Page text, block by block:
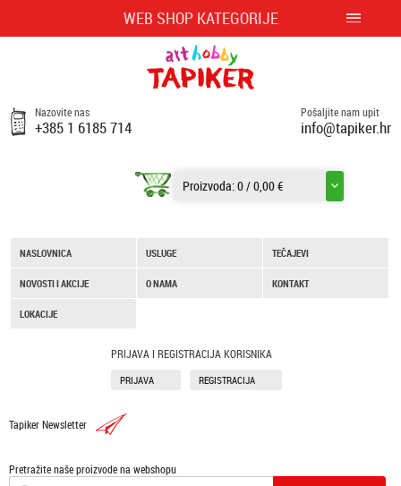
WEB SHOP KATEGORIJE
Nazovite nas
+385 1 6185 714
Pošaljite nam upit
info@tapiker.hr
Proizvoda:0/0,00 €
NASLOVNICA USLUGE TEČAJEVI
NOVOSTI I AKCIJE O NAMA KONTAKT
LOKACIJE
PRIJAVA I REGISTRACIJA KORISNIKA
PRIJAVA REGISTRACIJA
Tapiker Newsletter
Pretražite naše proizvode na webshopu